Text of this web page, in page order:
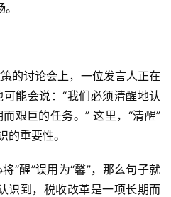
讨论会上，一位发言人正在
能会说：“我们必须清醒地认
艰巨的任务。” 这里，“清醒”
的重要性。
醒”误用为“馨”，那么句子就
识到，税收改革是一项长期而